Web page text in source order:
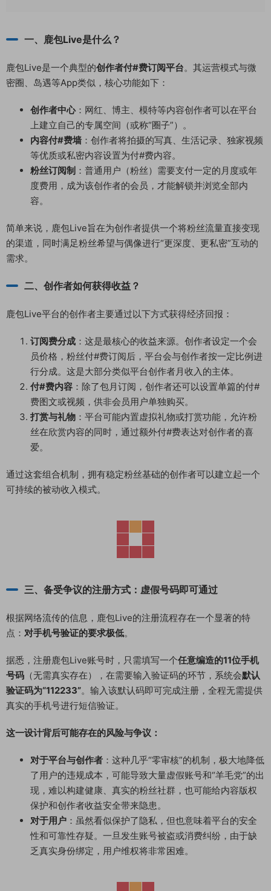
一、鹿包Live是什么？
鹿包Live是一个典型的创作者付#费订阅平台。其运营模式与微
密圈、岛遇等App类似，核心功能如下：
创作者中心：网红、博主、模特等内容创作者可以在平台
上建立自己的专属空间（或称“圈子”）。
内容付#费墙 ：创作者将拍摄的写真、生活记录、独家视频
等优质或私密内容设置为付#费内容。
粉丝订阅制 ：普通用户（粉丝）需要支付一定的月度或年
度费用，成为该创作者的会员，才能解锁并浏览全部内
容。
简单来说，鹿包Live旨在为创作者提供一个将粉丝流量直接变现
的渠道，同时满足粉丝希望与偶像进行“更深度、更私密”互动的
需求。
二、创作者如何获得收益？
鹿包Live平台的创作者主要通过以下方式获得经济回报：
订阅费分成 ：这是最核心的收益来源。创作者设定一个会
员价格，粉丝付#费订阅后，平台会与创作者按一定比例进
行分成。这是大部分类似平台创作者月收入的主体。
付#费内容 ：除了包月订阅，创作者还可以设置单篇的付#
费图文或视频，供非会员用户单独购买。
打赏与礼物 ：平台可能内置虚拟礼物或打赏功能，允许粉
丝在欣赏内容的同时，通过额外付#费表达对创作者的喜
爱。
通过这套组合机制，拥有稳定粉丝基础的创作者可以建立起一个
可持续的被动收入模式。
三、备受争议的注册方式：虚假号码即可通过
根据网络流传的信息，鹿包Live的注册流程存在一个显著的特
点： 对手机号验证的要求极低。
据悉，注册鹿包Live账号时，只需填写一个任意编造的11位手机
号码 （无需真实存在），在需要输入验证码的环节，系统会默认
验证码为“112233”。输入该默认码即可完成注册，全程无需提供
真实的手机号进行短信验证。
这一设计背后可能存在的风险与争议：
对于平台与创作者 ：这种几乎“零审核”的机制，极大地降低
了用户的违规成本，可能导致大量虚假账号和“羊毛党”的出
现，难以构建健康、真实的粉丝社群，也可能给内容版权
保护和创作者收益安全带来隐患。
对于用户 ：虽然看似保护了隐私，但也意味着平台的安全
性和可靠性存疑。一旦发生账号被盗或消费纠纷，由于缺
乏真实身份绑定，用户维权将非常困难。